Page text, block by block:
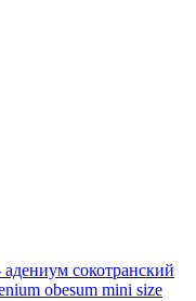
адениум сокотранский
obesum mini size